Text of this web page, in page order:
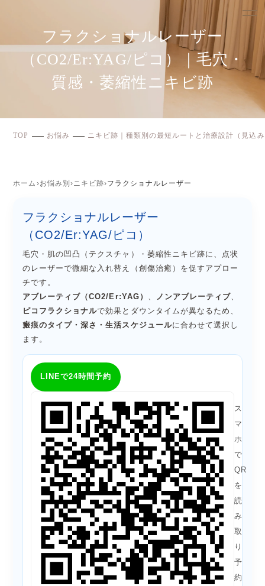
フラクショナルレーザー
（CO2/Er:YAG/ピコ）｜毛穴・
質感・萎縮性ニキビ跡
TOP お悩み ニキビ跡｜種類別の最短ルートと治療設計（見込
ホーム ›お悩み別› ニキビ跡›フラクショナルレーザー
フラクショナルレーザー
（CO2/Er:YAG/ピコ）
毛穴・肌の凹凸（テクスチャ）・萎縮性ニキビ跡に、点状
のレーザーで微細な入れ替え（創傷治癒）を促すアプロー
チです。
アブレーティブ（CO2/Er:YAG）
ノンアブレーティブ
ピコフラクショナルで効果とダウンタイムが異なるため、
瘢痕のタイプ・深さ・生活スケジュールに合わせて選択し
ます。
LINEで24時間予約
ス
マ
ホ
で
QR
を
読
み
取
り
予
約